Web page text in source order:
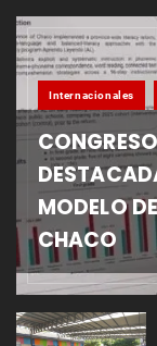
Internacionales
MODELO
CHACO